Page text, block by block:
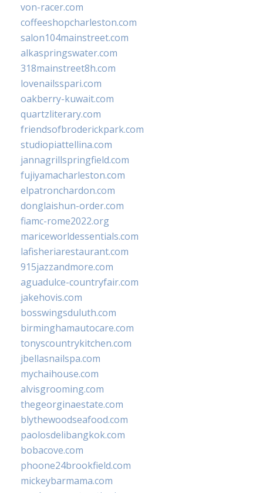
von-racer.com
coffeeshopcharleston.com
salon104mainstreet.com
alkaspringswater.com
318mainstreet8h.com
lovenailsspari.com
oakberry-kuwait.com
quartzliterary.com
friendsofbroderickpark.com
studiopiattellina.com
jannagrillspringfield.com
fujiyamacharleston.com
elpatronchardon.com
donglaishun-order.com
fiamc-rome2022.org
mariceworldessentials.com
lafisheriarestaurant.com
915jazzandmore.com
aguadulce-countryfair.com
jakehovis.com
bosswingsduluth.com
birminghamautocare.com
tonyscountrykitchen.com
jbellasnailspa.com
mychaihouse.com
alvisgrooming.com
thegeorginaestate.com
blythewoodseafood.com
paolosdelibangkok.com
bobacove.com
phoone24brookfield.com
mickeybarmama.com